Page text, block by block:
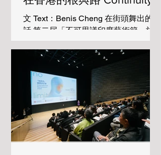
in Motion: Weaving the
"Thread of Tradition” of
文 Text：Benis Cheng 在街頭舞出的對
話 第二屆「不可思議印度藝術節」於 3
印度印度駐港總領事館與蘭桂坊協會合
辦，兩天的節目涵蓋十多組傳統、民族
及寶萊塢舞蹈表演與街頭巡遊，並有瑜
伽、烹飪示範、心理健康講座、電影放
映、音樂表演及文化攤位，包括印度餐
廳、ISKCON HK（國際奎師那知覺協
會香港分會）、Henna（傳統手部彩
繪）、Ayurveda（阿育吠陀是源自印度